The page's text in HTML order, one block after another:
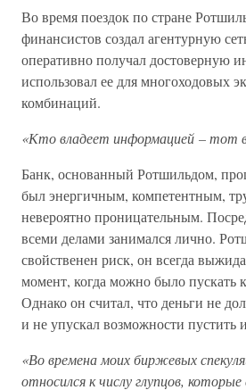
Во время поездок по стране
финансистов создал агентурную
оперативно получал достоверную
использовал ее для многоходовых
комбинаций.
«Кто владеет информацией – тот
Банк, основанный Ротшильдом,
был энергичным, компетентным,
невероятно проницательным.
всеми делами занимался лично.
свойственен риск, он всегда
момент, когда можно было пускать
Однако он считал, что деньги не
и не упускал возможности пустить
«Во времена моих биржевых
относился к числу глупцов, которые